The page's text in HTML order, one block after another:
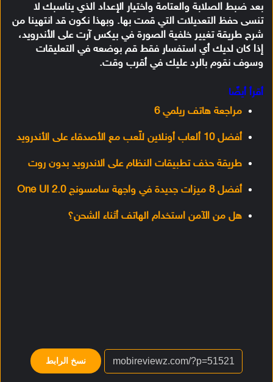
بعد ضبط الصلابة والعتامة واختيار الإعداد الذي يناسبك لا
تنسى حفظ التعديلات التي قمت بها. وبهذا نكون قد انتهينا من
شرح طريقةتغيير خلفية الصورة في بيكس آرت على الأندرويد،
إذا كان لديك أي استفسار فقط قم بوضعه في التعليقات
وسوف نقوم بالرد عليك في أقرب وقت.
أقرأ أيضًا
مراجعة هاتف ريلمي 6
أفضل 10 ألعاب أونلاين للّعب مع الأصدقاء على الأندرويد
طريقة حذف تطبيقات النظام على الاندرويد بدون روت
أفضل 8 ميزات جديدة في واجهة سامسونج One UI 2.0
هل من الآمن استخدام الهاتف أثناء الشحن؟
نسخ الرابط